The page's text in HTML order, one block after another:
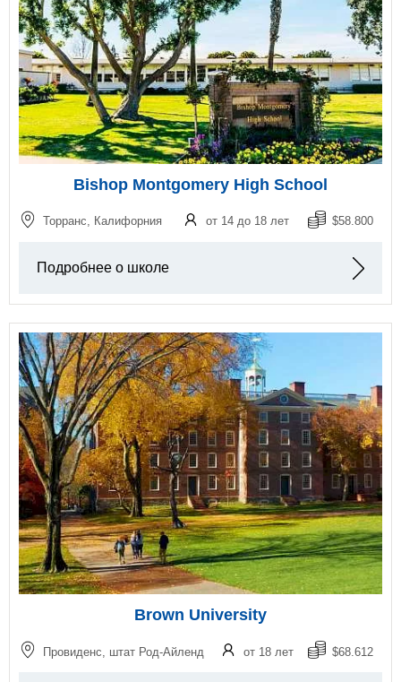
Bishop Montgomery High School
Торранс, Калифорния от 14 до 18 лет $58.800
Подробнее о школе
Brown University
Провиденс, штат Род-Айленд от 18 лет $68.612